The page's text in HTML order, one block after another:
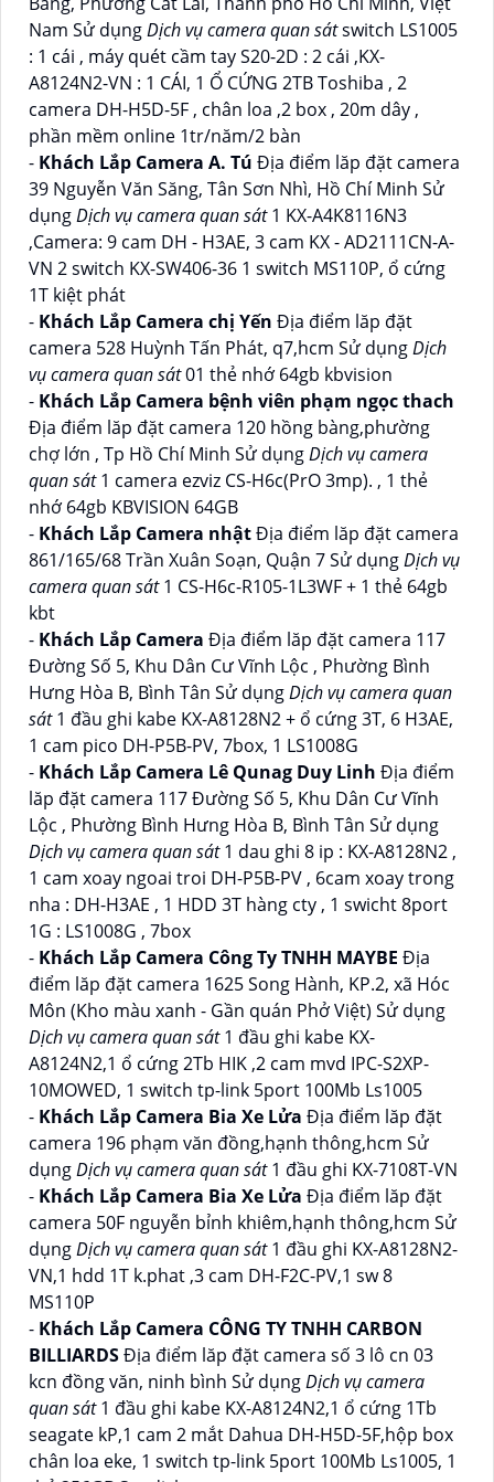
Nam Sử dụngDịch vụ camera quan sátswitch LS1005
: 1 cái , máy quét cầm tay S20-2D : 2 cái ,KX-
A8124N2-VN : 1 CÁI, 1 Ổ CỨNG 2TB Toshiba , 2
camera DH-H5D-5F , chân loa ,2 box , 20m dây ,
phần mềm online 1tr/năm/2 bàn
- Khách Lắp Camera A. Tú Địa điểm lăp đặt camera
39 Nguyễn Văn Săng, Tân Sơn Nhì, Hồ Chí Minh Sử
dụngDịch vụ camera quan sát1 KX-A4K8116N3
,Camera: 9 cam DH - H3AE, 3 cam KX - AD2111CN-A-
VN 2 switch KX-SW406-36 1 switch MS110P, ổ cứng
1T kiệt phát
- Khách Lắp Camera chị Yến Địa điểm lăp đặt
camera 528 Huỳnh Tấn Phát, q7,hcm Sử dụngDịch
vụ camera quan sát01 thẻ nhớ 64gb kbvision
- Khách Lắp Camera bệnh viên phạm ngọc thach
Địa điểm lăp đặt camera 120 hồng bàng,phường
chợ lớn , Tp Hồ Chí Minh Sử dụngDịch vụ camera
quan sát1 camera ezviz CS-H6c(PrO 3mp). , 1 thẻ
nhớ 64gb KBVISION 64GB
- Khách Lắp Camera nhậtĐịa điểm lăp đặt camera
861/165/68 Trần Xuân Soạn, Quận 7 Sử dụngDịch vụ
camera quan sát1 CS-H6c-R105-1L3WF + 1 thẻ 64gb
kbt
- Khách Lắp Camera Địa điểm lăp đặt camera 117
Đường Số 5, Khu Dân Cư Vĩnh Lộc , Phường Bình
Hưng Hòa B, Bình Tân Sử dụngDịch vụ camera quan
sát1 đầu ghi kabe KX-A8128N2 + ổ cứng 3T, 6 H3AE,
1 cam pico DH-P5B-PV, 7box, 1 LS1008G
- Khách Lắp Camera Lê Qunag Duy Linh Địa điểm
lăp đặt camera 117 Đường Số 5, Khu Dân Cư Vĩnh
Lộc , Phường Bình Hưng Hòa B, Bình Tân Sử dụng
Dịch vụ camera quan sát1 dau ghi 8 ip : KX-A8128N2 ,
1 cam xoay ngoai troi DH-P5B-PV , 6cam xoay trong
nha : DH-H3AE , 1 HDD 3T hàng cty , 1 swicht 8port
1G : LS1008G , 7box
- Khách Lắp Camera Công Ty TNHH MAYBE Địa
điểm lăp đặt camera 1625 Song Hành, KP.2, xã Hóc
Môn (Kho màu xanh - Gần quán Phở Việt) Sử dụng
Dịch vụ camera quan sát1 đầu ghi kabe KX-
A8124N2,1 ổ cứng 2Tb HIK ,2 cam mvd IPC-S2XP-
10MOWED, 1 switch tp-link 5port 100Mb Ls1005
- Khách Lắp Camera Bia Xe Lửa Địa điểm lăp đặt
camera 196 phạm văn đồng,hạnh thông,hcm Sử
dụngDịch vụ camera quan sát1 đầu ghi KX-7108T-VN
- Khách Lắp Camera Bia Xe Lửa Địa điểm lăp đặt
camera 50F nguyễn bỉnh khiêm,hạnh thông,hcm Sử
dụngDịch vụ camera quan sát1 đầu ghi KX-A8128N2-
VN,1 hdd 1T k.phat ,3 cam DH-F2C-PV,1 sw 8
MS110P
- Khách Lắp Camera CÔNG TY TNHH CARBON
BILLIARDSĐịa điểm lăp đặt camera số 3 lô cn 03
kcn đồng văn, ninh bình Sử dụngDịch vụ camera
quan sát1 đầu ghi kabe KX-A8124N2,1 ổ cứng 1Tb
seagate kP,1 cam 2 mắt Dahua DH-H5D-5F,hộp box
chân loa eke, 1 switch tp-link 5port 100Mb Ls1005, 1